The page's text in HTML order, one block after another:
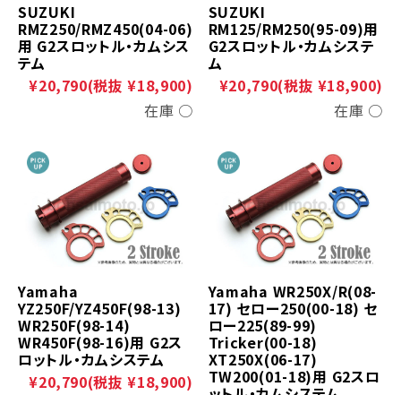
SUZUKI
RMZ250/RMZ450(04-06)
用 G2スロットル・カムシス
テム
¥20,790(税抜 ¥18,900)
在庫 ○
SUZUKI
RM125/RM250(95-09)用
G2スロットル・カムシステ
ム
¥20,790(税抜 ¥18,900)
在庫 ○
Yamaha
YZ250F/YZ450F(98-13)
WR250F(98-14)
WR450F(98-16)用 G2ス
ロットル・カムシステム
¥20,790(税抜 ¥18,900)
Yamaha WR250X/R(08-
17) セロー250(00-18) セ
ロー225(89-99)
Tricker(00-18)
XT250X(06-17)
TW200(01-18)用 G2スロ